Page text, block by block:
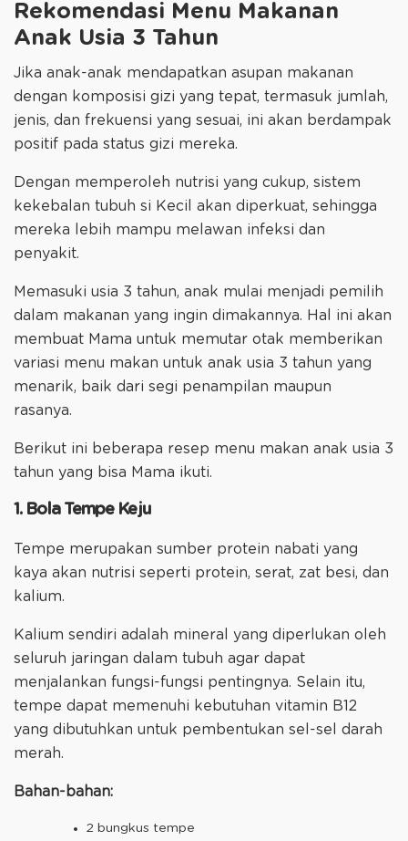
Rekomendasi Menu Makanan
Anak Usia 3 Tahun
Jika anak-anak mendapatkan asupan makanan
dengan komposisi gizi yang tepat, termasuk jumlah,
jenis, dan frekuensi yang sesuai, ini akan berdampak
positif pada status gizi mereka.
Dengan memperoleh nutrisi yang cukup, sistem
kekebalan tubuh si Kecil akan diperkuat, sehingga
mereka lebih mampu melawan infeksi dan
penyakit.
Memasuki usia 3 tahun, anak mulai menjadi pemilih
dalam makanan yang ingin dimakannya. Hal ini akan
membuat Mama untuk memutar otak memberikan
variasi menu makan untuk anak usia 3 tahun yang
menarik, baik dari segi penampilan maupun
rasanya.
Berikut ini beberapa resep menu makan anak usia 3
tahun yang bisa Mama ikuti.
1. Bola Tempe Keju
Tempe merupakan sumber protein nabati yang
kaya akan nutrisi seperti protein, serat, zat besi, dan
kalium.
Kalium sendiri adalah mineral yang diperlukan oleh
seluruh jaringan dalam tubuh agar dapat
menjalankan fungsi-fungsi pentingnya. Selain itu,
tempe dapat memenuhi kebutuhan vitamin B12
yang dibutuhkan untuk pembentukan sel-sel darah
merah.
Bahan-bahan:
2 bungkus tempe